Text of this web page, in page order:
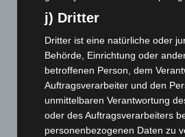
Februar 2024
Januar 2024(111)
Dezember 2023(130)
November 2023 (130)
Oktober 2023(114)
September 2023(133)
August 2023(134)
j) Dritter
Dritter ist eine natürliche oder
Behörde, Einrichtung oder
betroffenen Person, dem
Auftragsverarbeiter und den
unmittelbaren Verantwortung
oder des Auftragsverarbeiters
personenbezogenen Daten zu